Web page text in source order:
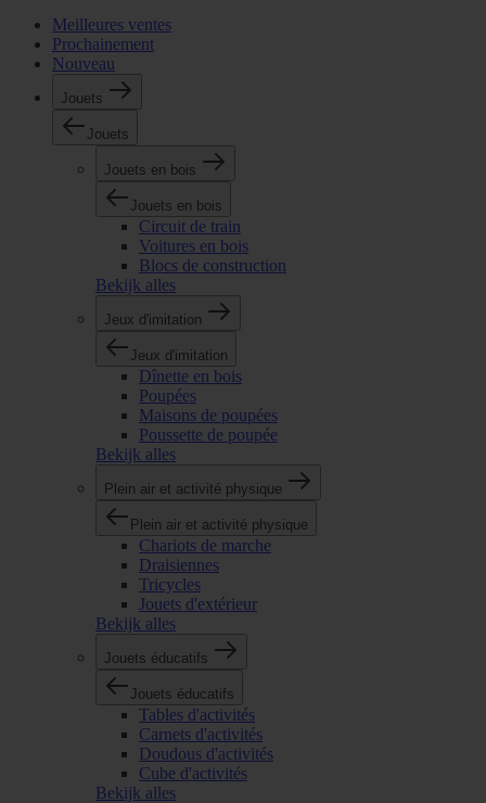
Meilleures ventes
Prochainement
Nouveau
Jouets
Jouets
Jouets en bois
Jouets en bois
Circuit de train
Voitures en bois
Blocs de construction
Bekijk alles
Jeux d'imitation
Jeux d'imitation
Dînette en bois
Poupées
Maisons de poupées
Poussette de poupée
Bekijk alles
Plein air et activité physique
Plein air et activité physique
Chariots de marche
Draisiennes
Tricycles
Jouets d'extérieur
Bekijk alles
Jouets éducatifs
Jouets éducatifs
Tables d'activités
Carnets d'activités
Doudous d'activités
Cube d'activités
Bekijk alles